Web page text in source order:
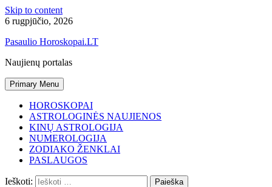
Skip to content
6 rugpjūčio, 2026
Pasaulio Horoskopai.LT
Naujienų portalas
Primary Menu
HOROSKOPAI
ASTROLOGINĖS NAUJIENOS
KINŲ ASTROLOGIJA
NUMEROLOGIJA
ZODIAKO ŽENKLAI
PASLAUGOS
Ieškoti: